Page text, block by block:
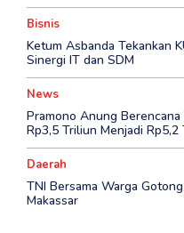
Bisnis
Ketum Asbanda Tekankan
Sinergi IT dan SDM
News
Pramono Anung
Rp3,5 Triliun Menjadi Rp5,2
Daerah
TNI Bersama Warga
Makassar